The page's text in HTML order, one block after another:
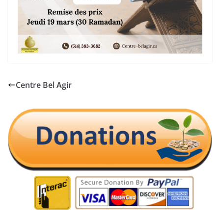
Centre Bel Agir